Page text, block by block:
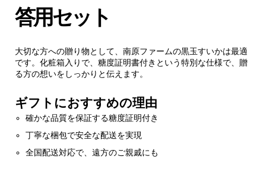
答用セット
大切な方への贈り物として、南原ファームの黒玉すいかは最適
です。化粧箱入りで、糖度証明書付きという特別な仕様で、贈
る方の想いをしっかりと伝えます。
ギフトにおすすめの理由
確かな品質を保証する糖度証明付き
丁寧な梱包で安全な配送を実現
全国配送対応で、遠方のご親戚にも